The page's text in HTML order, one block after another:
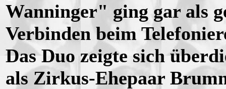
Wanninger" ging gar als
Verbinden beim
Das Duo zeigte sich
als Zirkus-Ehepaar